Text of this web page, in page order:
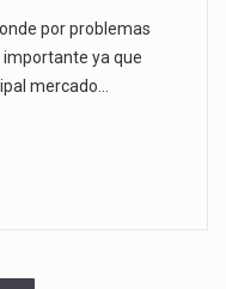
por problemas
ya que
mercado…